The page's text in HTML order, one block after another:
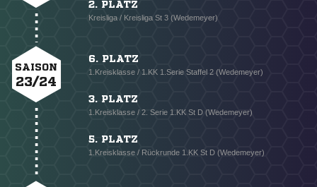
2. PLATZ
Kreisliga / Kreisliga St 3 (Wedemeyer)
SAISON
23/24
6. PLATZ
1.Kreisklasse / 1.KK 1.Serie Staffel 2 (Wedemeyer)
3. PLATZ
1.Kreisklasse / 2. Serie 1.KK St D (Wedemeyer)
5. PLATZ
1.Kreisklasse / Rückrunde 1.KK St D (Wedemeyer)